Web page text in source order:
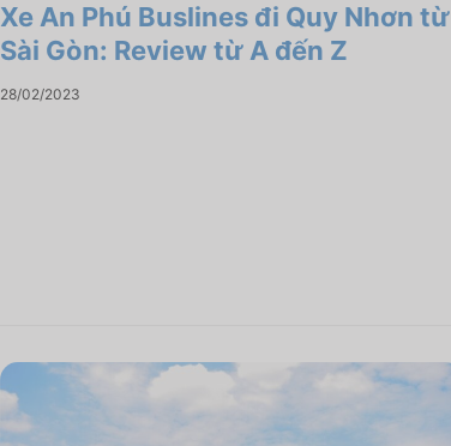
Xe An Phú Buslines đi Quy Nhơn từ
Sài Gòn: Review từ A đến Z
28/02/2023